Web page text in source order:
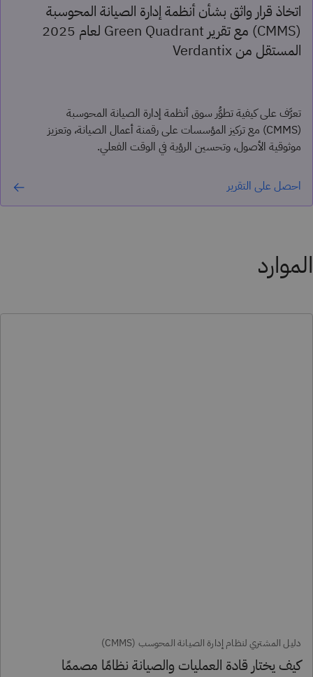
اتخاذ قرار واثق بشأن أنظمة إدارة الصيانة المحوسبة
(CMMS) مع تقرير Green Quadrant لعام 2025
المستقل من Verdantix
تعرَّف على كيفية تطوُّر سوق أنظمة إدارة الصيانة المحوسبة
(CMMS) مع تركيز المؤسسات على رقمنة أعمال الصيانة، وتعزيز
موثوقية الأصول، وتحسين الرؤية في الوقت الفعلي.
احصل على التقرير
الموارد
دليل المشتري لنظام إدارة الصيانة المحوسب (CMMS)
كيف يختار قادة العمليات والصيانة نظامًا مصممًا